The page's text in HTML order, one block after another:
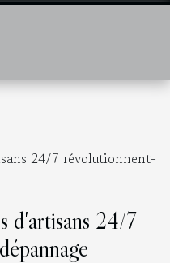
24/7 révolutionnent-
d'artisans 24/7